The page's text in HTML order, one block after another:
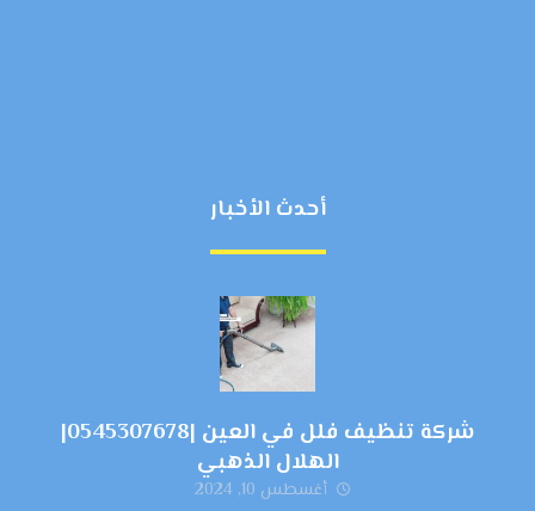
أحدث الأخبار
شركة تنظيف فلل في العين |0545307678|
الهلال الذهبي
أغسطس 10, 2024